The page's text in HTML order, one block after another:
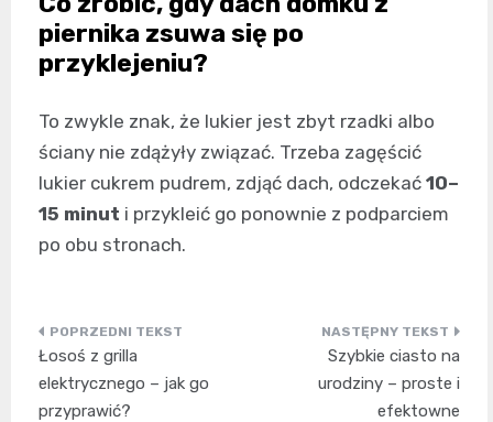
piernika zsuwa się po
przyklejeniu?
To zwykle znak, że lukier jest zbyt rzadki albo
ściany nie zdążyły związać. Trzeba zagęścić
lukier cukrem pudrem, zdjąć dach, odczekać 10–
15 minut i przykleić go ponownie z podparciem
po obu stronach.
Nawigacja
wpisu
Łosoś z grilla
elektrycznego – jak go
przyprawić?
Szybkie ciasto na
urodziny – proste i
efektowne